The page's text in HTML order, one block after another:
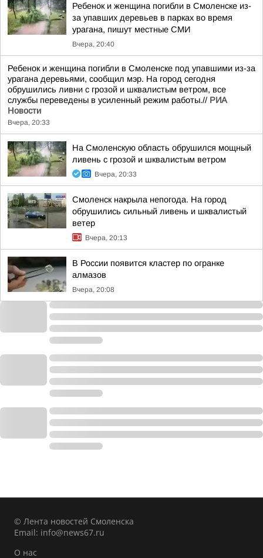
Ребенок и женщина погибли в Смоленске из-
за упавших деревьев в парках во время
урагана, пишут местные СМИ
Вчера, 20:40
Ребенок и женщина погибли в Смоленске под упавшими из-за
урагана деревьями, сообщил мэр. На город сегодня
обрушились ливни с грозой и шквалистым ветром, все
службы переведены в усиленный режим работы.// РИА
Новости
Вчера, 20:33
На Смоленскую область обрушился мощный
ливень с грозой и шквалистым ветром
Вчера, 20:33
Смоленск накрыла непогода. На город
обрушились сильный ливень и шквалистый
ветер
Вчера, 20:13
В России появится кластер по огранке
алмазов
Вчера, 20:08
© Лента новостей Смоленска
Email: info@news67.ru
О нас